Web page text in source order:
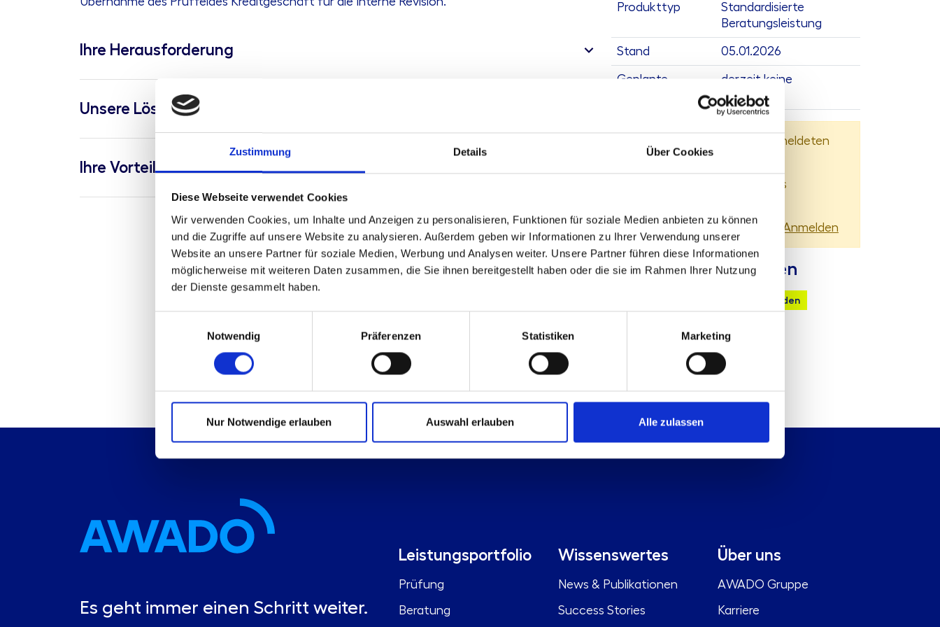
Zustimmung Details Über Cookies
Diese Webseite verwendet Cookies
Wir verwenden Cookies, um Inhalte und Anzeigen zu personalisieren, Funktionen für soziale Medien anbieten zu können
und die Zugriffe auf unsere Website zu analysieren. Außerdem geben wir Informationen zu Ihrer Verwendung unserer
Website an unsere Partner für soziale Medien, Werbung und Analysen weiter. Unsere Partner führen diese Informationen
möglicherweise mit weiteren Daten zusammen, die Sie ihnen bereitgestellt haben oder die sie im Rahmen Ihrer Nutzung
der Dienste gesammelt haben.
Notwendig
Präferenzen Statistiken Marketing
Nur Notwendige erlauben Auswahl erlauben Alle zulassen
Ihre Herausforderung
Unsere Lösung
Ihre Vorteile
Produkttyp
Standardisierte
Beratungsleistung
Stand 05.01.2026
Geplante
derzeit keine
Dieser Inhalt steht nur angemeldeten
Nutzern zur Verfügung.
kostenlos
Sie haben bereits ein Konto? Anmelden
Kontaktmöglichkeiten
Mail senden
Es geht immer einen Schritt weiter.
Leistungsportfolio
Prüfung
Beratung
Wissenswertes
News & Publikationen
Success Stories
Über uns
AWADO Gruppe
Karriere